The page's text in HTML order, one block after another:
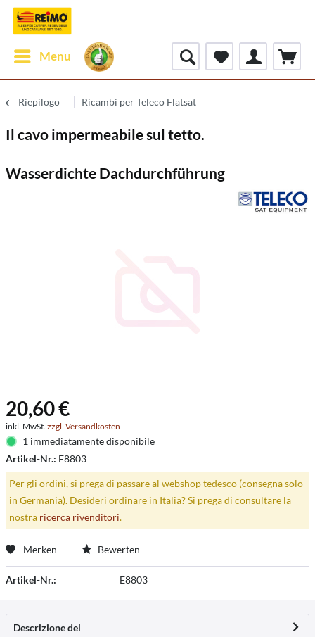
Menu
Riepilogo Ricambi per Teleco Flatsat
Il cavo impermeabile sul tetto.
Wasserdichte Dachdurchführung
20,60 €
inkl. MwSt. zzgl. Versandkosten
1 immediatamente disponibile
Artikel-Nr.: E8803
Per gli ordini, si prega di passare al webshop tedesco (consegna solo
in Germania). Desideri ordinare in Italia? Si prega di consultare la
nostra ricerca rivenditori.
Merken Bewerten
Artikel-Nr.: E8803
Descrizione del